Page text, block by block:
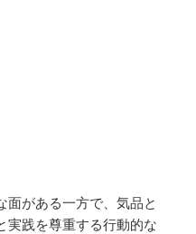
面がある一方で、気品と
実践を尊重する行動的な